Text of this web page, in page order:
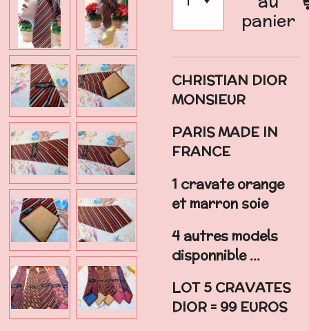
panier
CHRISTIAN DIOR
MONSIEUR
PARIS MADE IN
FRANCE
1 cravate orange
et marron soie
4 autres models
disponnible ...
LOT 5 CRAVATES
DIOR = 99 EUROS